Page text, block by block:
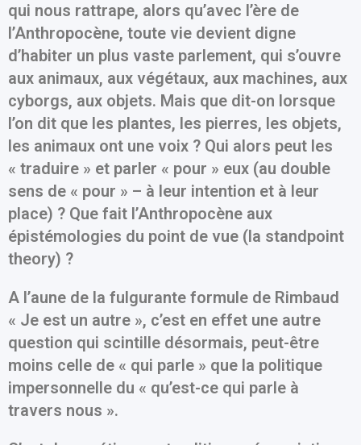
qui nous rattrape, alors qu’avec l’ère de
l’Anthropocène, toute vie devient digne
d’habiter un plus vaste parlement, qui s’ouvre
aux animaux, aux végétaux, aux machines, aux
cyborgs, aux objets. Mais que dit-on lorsque
l’on dit que les plantes, les pierres, les objets,
les animaux ont une voix ? Qui alors peut les
« traduire » et parler « pour » eux (au double
sens de « pour » – à leur intention et à leur
place) ? Que fait l’Anthropocène aux
épistémologies du point de vue (la standpoint
theory) ?
A l’aune de la fulgurante formule de Rimbaud
« Je est un autre », c’est en effet une autre
question qui scintille désormais, peut-être
moins celle de « qui parle » que la politique
impersonnelle du « qu’est-ce qui parle à
travers nous ».